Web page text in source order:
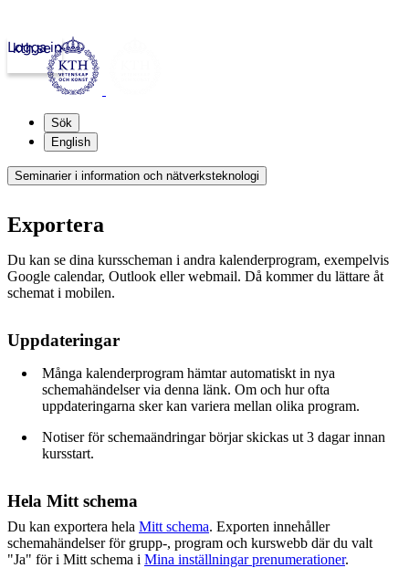
kth.se
Logga in
Sök
English
Seminarier i information och nätverksteknologi
Exportera
Du kan se dina kursscheman i andra kalenderprogram, exempelvis
Google calendar, Outlook eller webmail. Då kommer du lättare åt
schemat i mobilen.
Uppdateringar
Många kalenderprogram hämtar automatiskt in nya
schemahändelser via denna länk. Om och hur ofta
uppdateringarna sker kan variera mellan olika program.
Notiser för schemaändringar börjar skickas ut 3 dagar innan
kursstart.
Hela Mitt schema
Du kan exportera hela Mitt schema. Exporten innehåller
schemahändelser för grupp-, program och kurswebb där du valt
"Ja" för i Mitt schema i Mina inställningar prenumerationer.